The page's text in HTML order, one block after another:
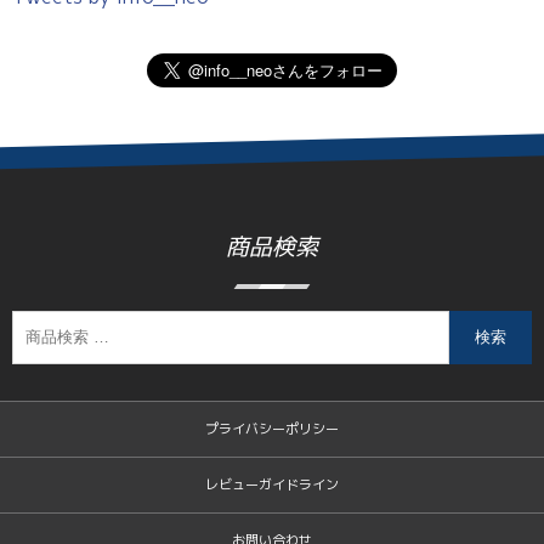
商品検索
検索
プライバシーポリシー
レビューガイドライン